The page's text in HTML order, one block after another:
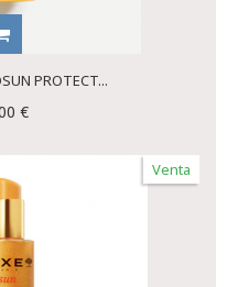
PROTECT...
€
Venta